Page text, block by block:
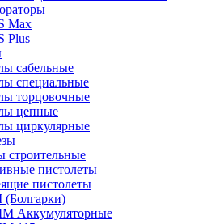
Max
Plus
сабельные
специальные
торцовочные
цепные
циркулярные
строительные
пистолеты
пистолеты
Аккумуляторные